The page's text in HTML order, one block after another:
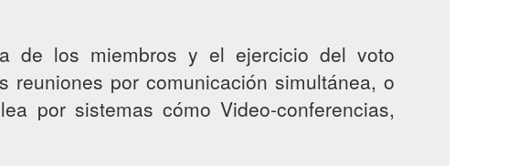
de los miembros y el ejercicio del voto
por comunicación simultánea, o
por sistemas cómo Video-conferencias,